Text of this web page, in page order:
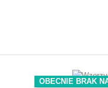
OBECNIE BRAK